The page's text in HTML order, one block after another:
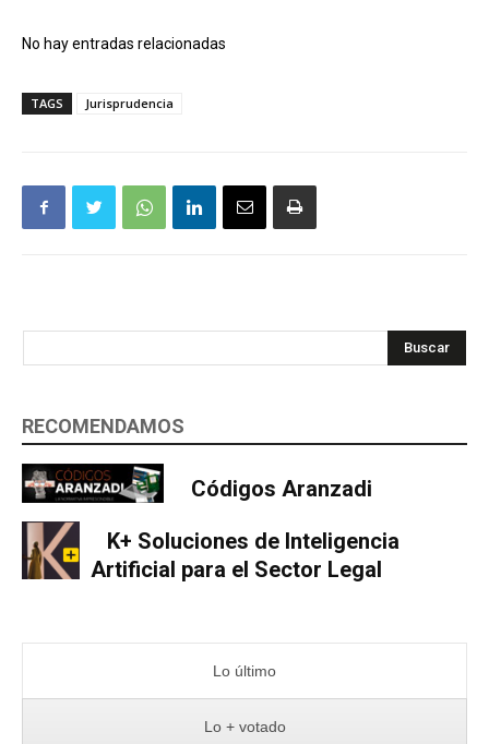
No hay entradas relacionadas
TAGS Jurisprudencia
Buscar
RECOMENDAMOS
Códigos Aranzadi
K+ Soluciones de Inteligencia
Artificial para el Sector Legal
Lo último
Lo + votado